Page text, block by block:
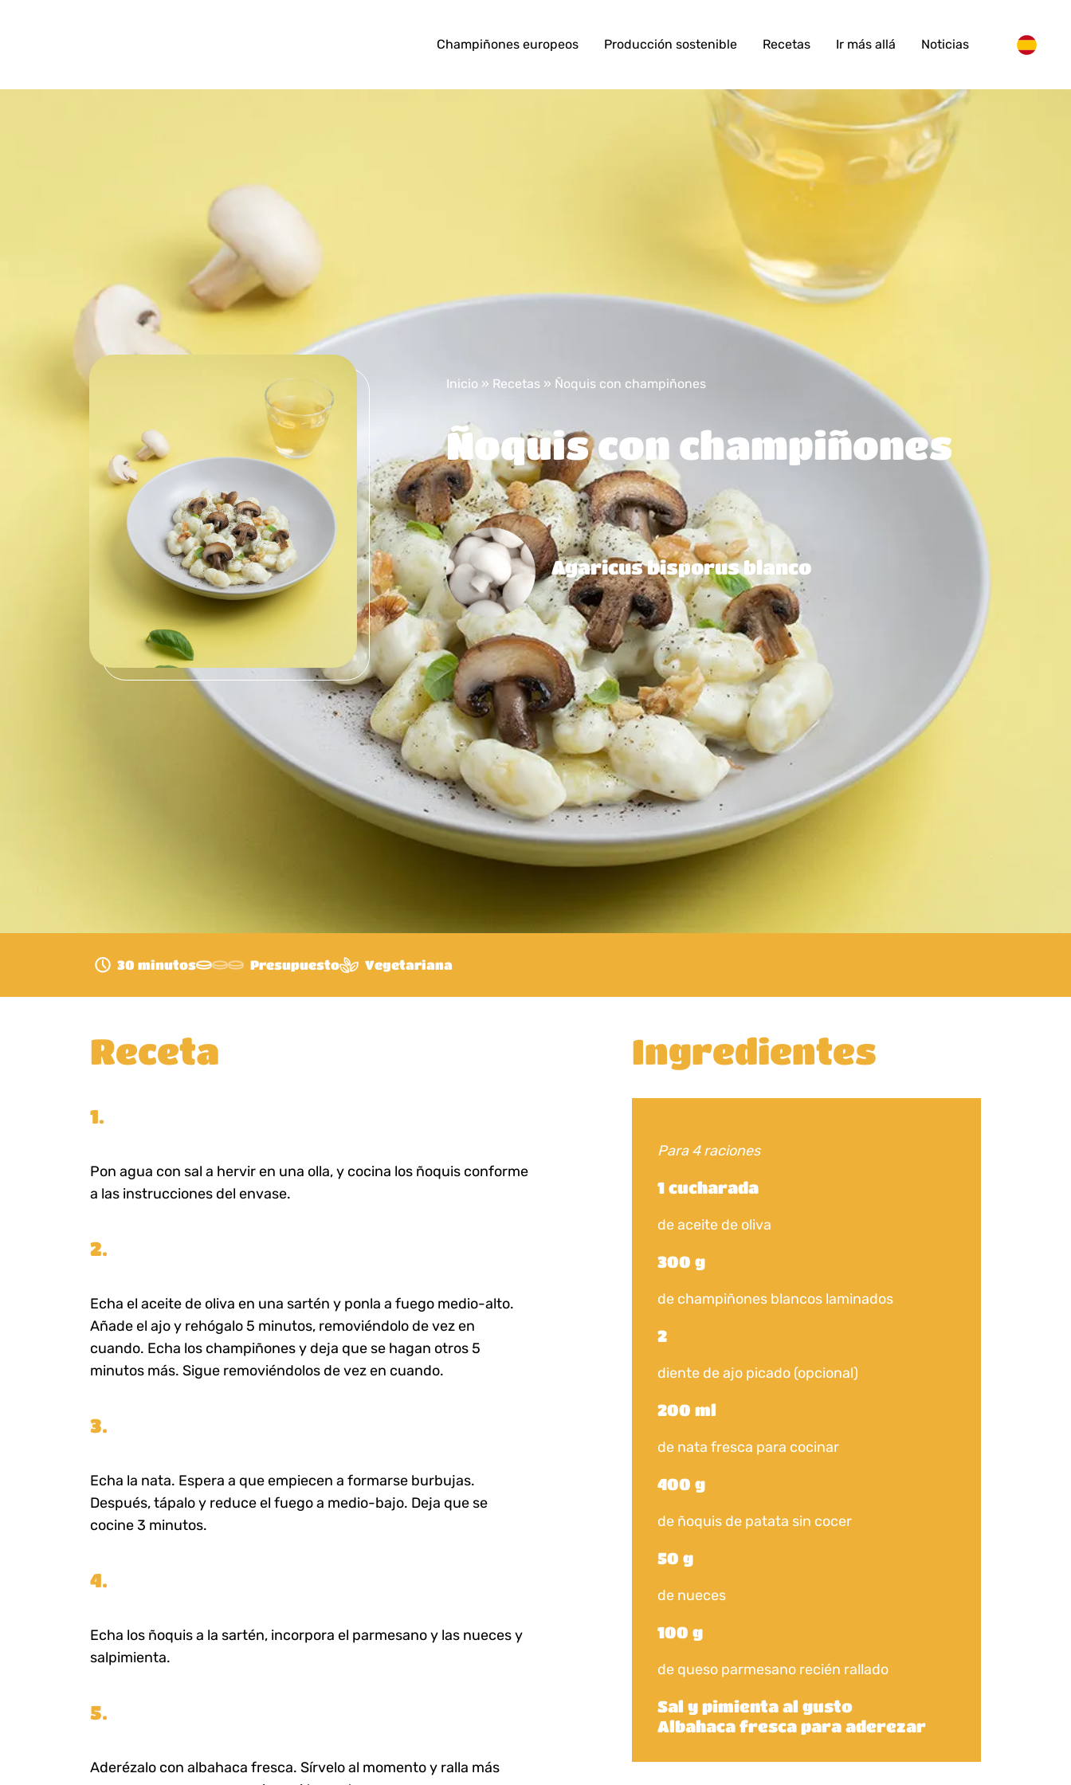
Champiñones europeos Producción sostenible Recetas Ir más allá Noticias
Inicio » Recetas » Ñoquis con champiñones
Ñoquis con champiñones
Agaricus bisporus blanco
30 minutos Presupuesto Vegetariana
Receta
1.
Pon agua con sal a hervir en una olla, y cocina los ñoquis conforme
a las instrucciones del envase.
2.
Echa el aceite de oliva en una sartén y ponla a fuego medio-alto.
Añade el ajo y rehógalo 5 minutos, removiéndolo de vez en
cuando. Echa los champiñones y deja que se hagan otros 5
minutos más. Sigue removiéndolos de vez en cuando.
3.
Echa la nata. Espera a que empiecen a formarse burbujas.
Después, tápalo y reduce el fuego a medio-bajo. Deja que se
cocine 3 minutos.
4.
Echa los ñoquis a la sartén, incorpora el parmesano y las nueces y
salpimienta.
5.
Aderézalo con albahaca fresca. Sírvelo al momento y ralla más
Ingredientes
Para 4 raciones
1 cucharada
de aceite de oliva
300 g
de champiñones blancos laminados
2
diente de ajo picado (opcional)
200 ml
de nata fresca para cocinar
400 g
de ñoquis de patata sin cocer
50 g
de nueces
100 g
de queso parmesano recién rallado
Sal y pimienta al gusto
Albahaca fresca para aderezar